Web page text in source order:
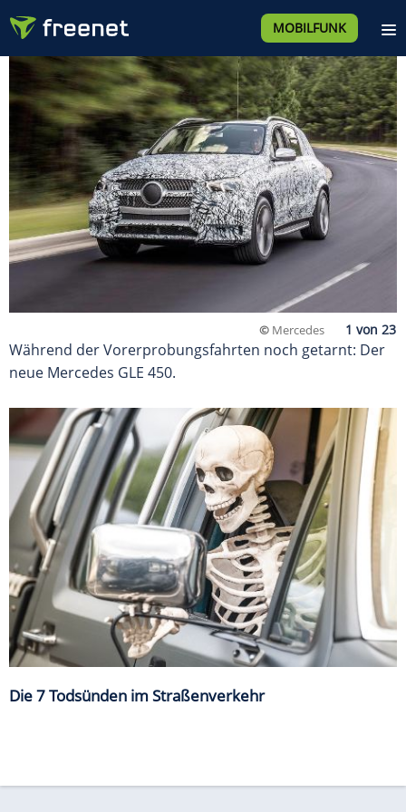
MOBILFUNK
© Mercedes
Während der Vorerprobungsfahrten noch getarnt: Der
neue Mercedes GLE 450.
Die 7 Todsünden im Straßenverkehr